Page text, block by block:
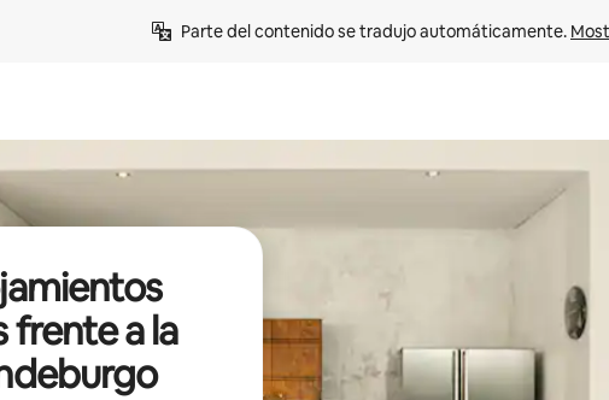
Parte del contenido se tradujo automáticamente.
frente a la